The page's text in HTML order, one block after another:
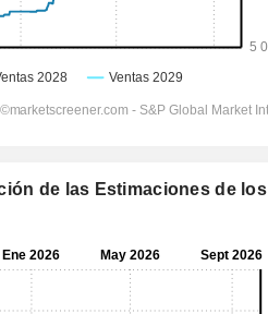
de las Estimaciones de los